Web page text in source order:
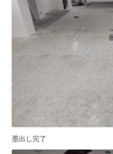
墨出し完了